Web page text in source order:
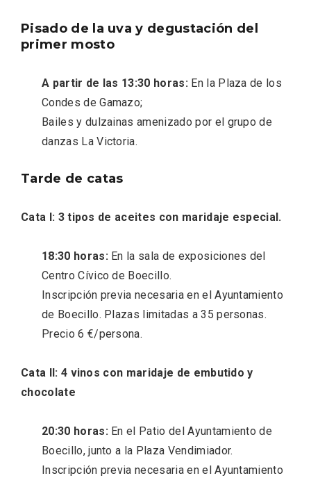
Pisado de la uva y degustación del
primer mosto
A partir de las 13:30 horas: En la Plaza de los
Condes de Gamazo;
Bailes y dulzainas amenizado por el grupo de
danzas La Victoria.
Tarde de catas
Cata I: 3 tipos de aceites con maridaje especial.
18:30 horas: En la sala de exposiciones del
Centro Cívico de Boecillo.
Inscripción previa necesaria en el Ayuntamiento
de Boecillo. Plazas limitadas a 35 personas.
Precio 6 €/persona.
Cata II: 4 vinos con maridaje de embutido y
chocolate
20:30 horas: En el Patio del Ayuntamiento de
Boecillo, junto a la Plaza Vendimiador.
Inscripción previa necesaria en el Ayuntamiento
La zonificación como recurso turístico
de la Ruta del Vino de Rueda